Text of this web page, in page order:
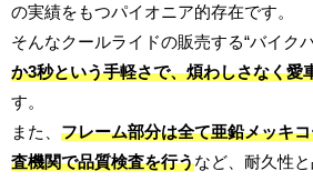
の実績をもつパイオニア的存在です。
そんなクールライドの販売する“バイク
か3秒という手軽さで、煩わしさなく愛
す。
また、 フレーム部分は全て亜鉛メッキ
査機関で品質検査を行うなど、耐久性